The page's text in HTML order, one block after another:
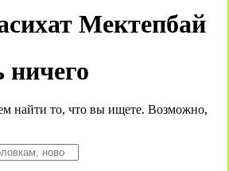
Мектепбай
ничего
найти то, что вы ищете. Возможно,